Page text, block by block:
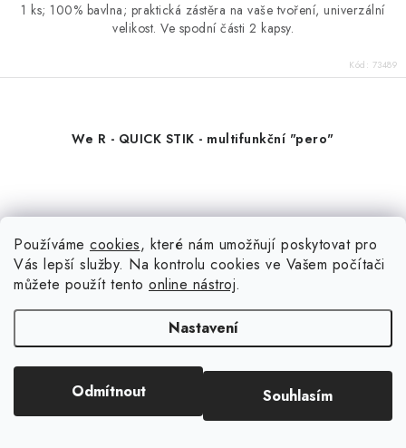
Používáme cookies, které nám umožňují poskytovat pro
Vás lepší služby. Na kontrolu cookies ve Vašem počítači
můžete použít tento online nástroj.
Nastavení
Odmítnout Souhlasím
1 ks; 100% bavlna; praktická zástěra na vaše tvoření, univerzální
velikost. Ve spodní části 2 kapsy.
Kód: 73489
We R - QUICK STIK - multifunkční "pero"